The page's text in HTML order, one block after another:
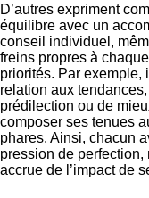
D’autres expriment
équilibre avec un
conseil individuel,
freins propres à
priorités. Par exemple,
relation aux
prédilection ou de
composer ses tenues
phares. Ainsi, chacun
pression de
accrue de l’impact de